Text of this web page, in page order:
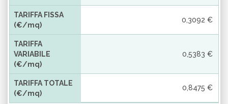
TARIFFA FISSA
(€/mq)
0,3092 €
TARIFFA
VARIABILE
(€/mq)
0,5383 €
TARIFFA TOTALE
(€/mq)
0,8475 €